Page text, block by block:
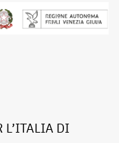
L’ITALIA DI